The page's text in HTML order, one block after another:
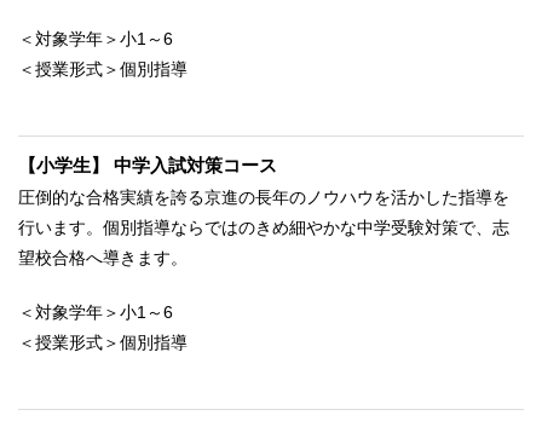
＜対象学年＞小1～6
＜授業形式＞個別指導
【小学生】 中学入試対策コース
圧倒的な合格実績を誇る京進の長年のノウハウを活かした指導を
行います。個別指導ならではのきめ細やかな中学受験対策で、志
望校合格へ導きます。
＜対象学年＞小1～6
＜授業形式＞個別指導